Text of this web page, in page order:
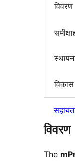
विवरण
विकास
विवरण
The